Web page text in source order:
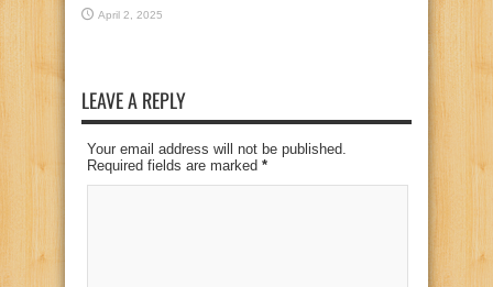
April 2, 2025
LEAVE A REPLY
Your email address will not be published.
Required fields are marked *